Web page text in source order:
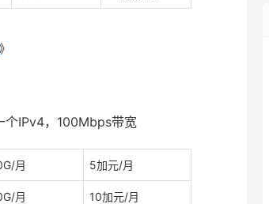
个IPv4，100Mbps带宽
月 5加元/月
月 10加元/月